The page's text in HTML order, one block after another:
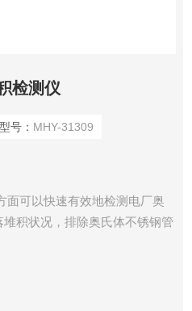
检测仪
型号： MHY-31309
面可以快速有效地检测电厂奥
积状况，排除奥氏体不锈钢管
度评估系统提供有效的数据支